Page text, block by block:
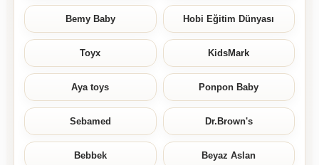
Bemy Baby Hobi Eğitim Dünyası
Toyx KidsMark
Aya toys Ponpon Baby
Sebamed Dr.Brown's
Bebbek Beyaz Aslan